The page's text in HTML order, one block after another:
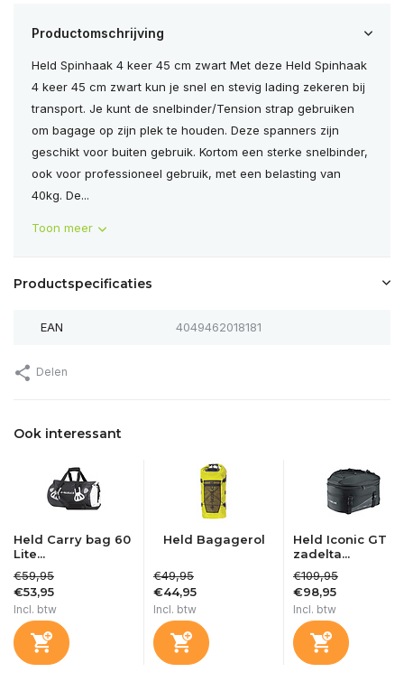
Productomschrijving
Held Spinhaak 4 keer 45 cm zwart Met deze Held Spinhaak
4 keer 45 cm zwart kun je snel en stevig lading zekeren bij
transport. Je kunt de snelbinder/Tension strap gebruiken
om bagage op zijn plek te houden. Deze spanners zijn
geschikt voor buiten gebruik. Kortom een sterke snelbinder,
ook voor professioneel gebruik, met een belasting van
40kg. De...
Toon meer
Productspecificaties
EAN 4049462018181
Delen
Ook interessant
Held Carry bag 60
Lite...
€59,95
€53,95
Incl. btw
Held Bagagerol
€49,95
€44,95
Incl. btw
Held Iconic GT
zadelta...
€109,95
€98,95
Incl. btw